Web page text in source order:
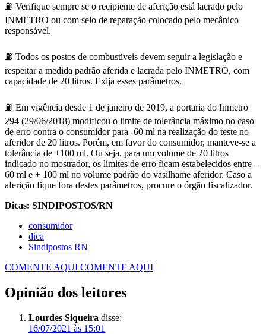
⛽ Verifique sempre se o recipiente de aferição está lacrado pelo
INMETRO ou com selo de reparação colocado pelo mecânico
responsável.
⛽ Todos os postos de combustíveis devem seguir a legislação e
respeitar a medida padrão aferida e lacrada pelo INMETRO, com
capacidade de 20 litros. Exija esses parâmetros.
⛽ Em vigência desde 1 de janeiro de 2019, a portaria do Inmetro
294 (29/06/2018) modificou o limite de tolerância máximo no caso
de erro contra o consumidor para -60 ml na realização do teste no
aferidor de 20 litros. Porém, em favor do consumidor, manteve-se a
tolerância de +100 ml. Ou seja, para um volume de 20 litros
indicado no mostrador, os limites de erro ficam estabelecidos entre –
60 ml e + 100 ml no volume padrão do vasilhame aferidor. Caso a
aferição fique fora destes parâmetros, procure o órgão fiscalizador.
Dicas: SINDIPOSTOS/RN
consumidor
dica
Sindipostos RN
COMENTE AQUI COMENTE AQUI
Opinião dos leitores
Lourdes Siqueira disse:
16/07/2021 às 15:01